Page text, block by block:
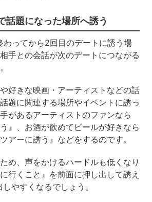
話題になった場所へ誘う
わってから2回目のデートに誘う場
手との会話が次のデートにつながる
好きな映画・アーティストなどの話
題に関連する場所やイベントに誘っ
があるアーティストのファンなら
』、お酒が飲めてビールが好きなら
アーに誘う』などをするのです。
め、声をかけるハードルも低くなり
行くこと』を前面に押し出して誘え
やすくなるでしょう。